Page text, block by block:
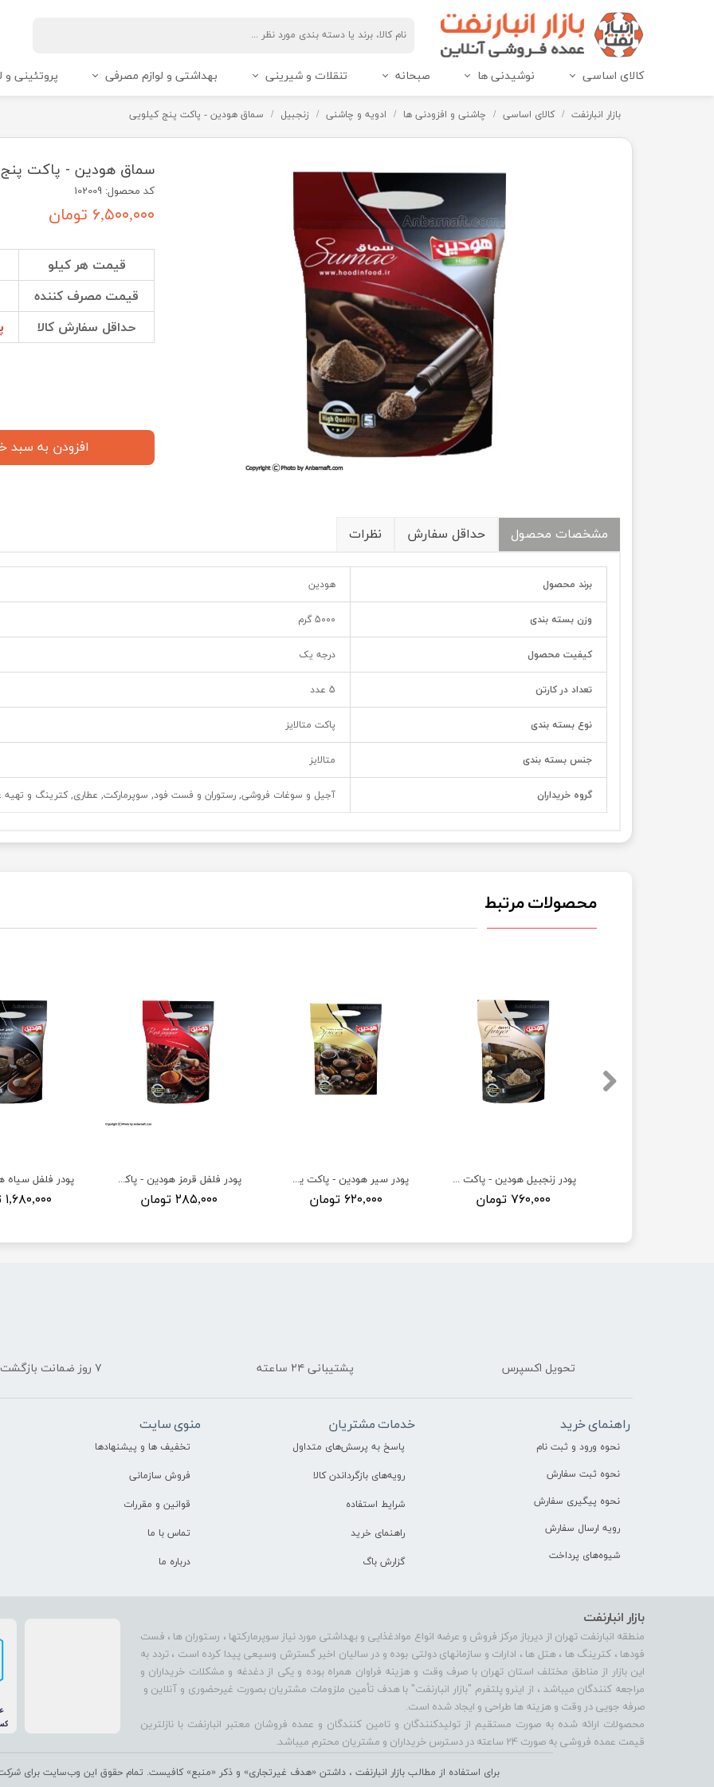
کالای اساسی نوشیدنی ها صبحانه تنقلات و شیرینی بهداشتی و لوازم مصرفی پروتئینی و
بازار انبارنفت کالای اساسی چاشنی و افزودنی ها ادویه و چاشنی زنجبیل سماق هودین - پاکت پنج کیلویی
سماق هودین - پاکت
کد محصول: 102009
۶,۵۰۰,۰۰۰ تومان
قیمت هر کیلو
قیمت مصرف کننده
حداقل سفارش کالا
افزودن به سبد
مشخصات محصول حداقل سفارش نظرات
برند محصول هودین
وزن بسته بندی 5000 گرم
کیفیت محصول درجه یک
تعداد در کارتن 5 عدد
نوع بسته بندی پاکت متالایز
جنس بسته بندی متالایز
گروه خریداران آجیل و سوغات فروشی, رستوران و فست فود, سوپرمارکت, عطاری, کترینگ و تهیه
محصولات مرتبط
۱,۶۸۰,۰۰۰ تومان
پودر فلفل قرمز هودین - پاکت یک کیلویی
۲۸۵,۰۰۰ تومان
پودر سیر هودین - پاکت یک کیلویی
۶۲۰,۰۰۰ تومان
پودر زنجبیل هودین - پاکت یک کیلویی
۷۶۰,۰۰۰ تومان
بازار انبارنفت
منطقه انبارنفت تهران از دیرباز مرکز فروش و عرضه انواع موادغذایی و بهداشتی مورد نیاز سوپرمارکتها ، رستوران ها ، فست
فودها ، کترینگ ها ، هتل ها ، ادارات و سازمانهای دولتی بوده و در سالیان اخیر گسترش وسیعی پیدا کرده است ، تردد به
این بازار از مناطق مختلف استان تهران با صرف وقت و هزینه فراوان همراه بوده و یکی از دغدغه و مشکلات خریداران و
مراجعه کنندگان میباشد ، از اینرو پلتفرم "بازار انبارنفت" با هدف تأمین ملزومات مشتریان بصورت غیرحضوری و آنلاین و
صرفه جویی در وقت و هزینه ها طراحی و ایجاد شده است.
محصولات ارائه شده به صورت مستقیم از تولیدکنندگان و تامین کنندگان و عمده فروشان معتبر انبارنفت با نازلترین
قیمت عمده فروشی به صورت 24 ساعته در دسترس خریداران و مشتریان محترم میباشد.
برای استفاده از مطالب بازار انبارنفت ، داشتن «هدف غیرتجاری» و ذکر «منبع» کافیست. تمام حقوق اين وب‌سايت برای شرکت
تحویل اکسپرس پشتیبانی ۲۴ ساعته ۷ روز ضمانت بازگشت
راهنمای خرید
نحوه ورود و ثبت نام
نحوه ثبت سفارش
نحوه پیگیری سفارش
رویه ارسال سفارش
شیوه‌های پرداخت
خدمات مشتریان
پاسخ به پرسش‌های متداول
رویه‌های بازگرداندن کالا
شرایط استفاده
راهنمای خرید
گزارش باگ
منوی سایت
تخفیف ها و پیشنهادها
فروش سازمانی
قوانین و مقررات
تماس با ما
درباره ما